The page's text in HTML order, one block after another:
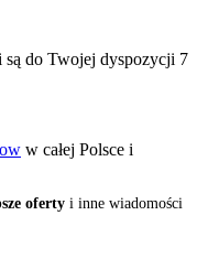
są do Twojej dyspozycji 7
w całej Polsce i
oferty i inne wiadomości